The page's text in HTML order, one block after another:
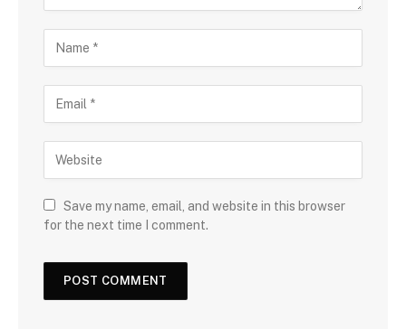
Save my name, email, and website in this browser
for the next time I comment.